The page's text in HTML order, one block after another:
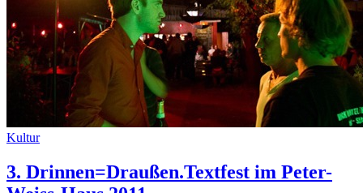
Kultur
3. Drinnen=Draußen.Textfest im Peter-